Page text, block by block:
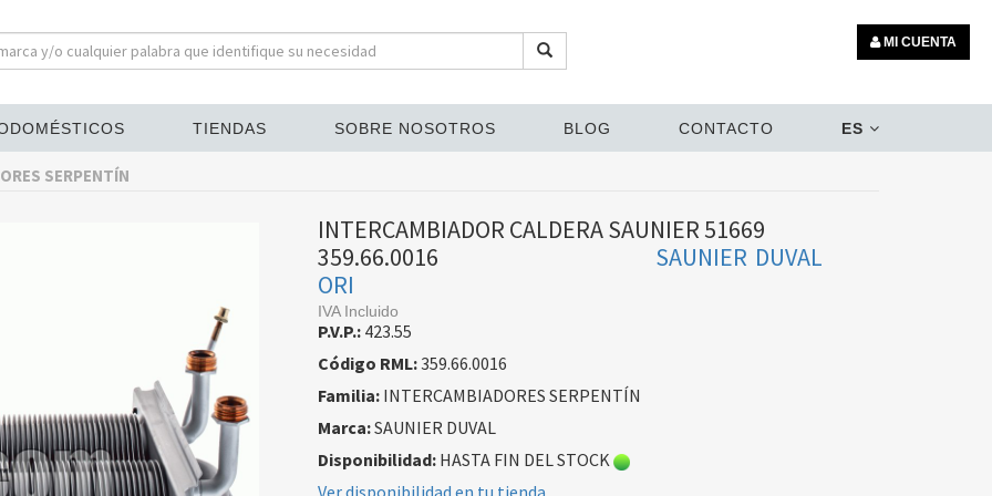
MI CUENTA
TIENDAS SOBRE NOSOTROS BLOG CONTACTO ES
SERPENTÍN
INTERCAMBIADOR CALDERA SAUNIER 51669
359.66.0016
SAUNIER DUVAL
ORI
IVA Incluido
P.V.P.: 423.55
Código RML:359.66.0016
Familia:INTERCAMBIADORES SERPENTÍN
Marca:SAUNIER DUVAL
Disponibilidad:HASTA FIN DEL STOCK
Ver disponibilidad en tu tienda